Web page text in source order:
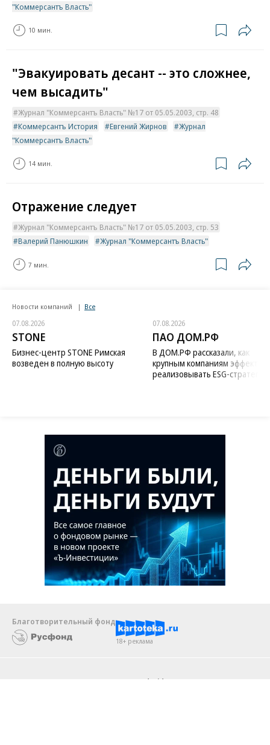
"Коммерсантъ Власть"
10 мин.
"Эвакуировать десант -- это сложнее,
чем высадить"
Журнал "Коммерсантъ Власть" №17 от 05.05.2003, стр. 48
Коммерсантъ История
Евгений Жирнов
Журнал
"Коммерсантъ Власть"
14 мин.
Отражение следует
Журнал "Коммерсантъ Власть" №17 от 05.05.2003, стр. 53
Валерий Панюшкин
Журнал "Коммерсантъ Власть"
7 мин.
Новости компаний Все
07.08.2026
STONE
Бизнес-центр STONE Римская
возведен в полную высоту
07.08.2026
ПАО ДОМ.РФ
В ДОМ.РФ рассказали, как
крупным компаниям
реализовывать ESG-стратегию
Благотворительный фонд
18+ реклама
Android